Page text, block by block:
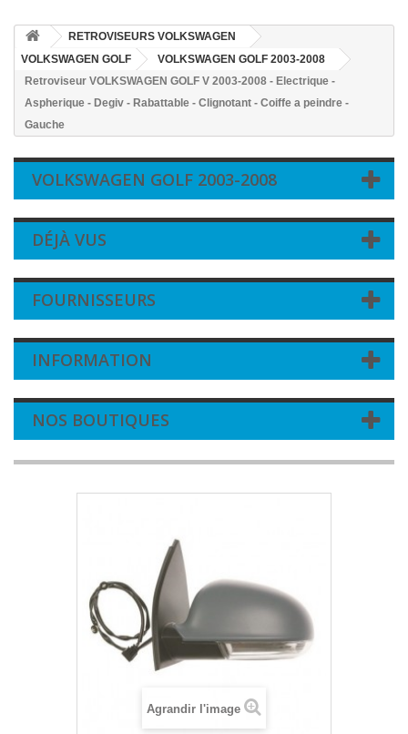
RETROVISEURS VOLKSWAGEN
VOLKSWAGEN GOLF
VOLKSWAGEN GOLF 2003-2008
Retroviseur VOLKSWAGEN GOLF V 2003-2008 - Electrique -
Aspherique - Degiv - Rabattable - Clignotant - Coiffe a peindre -
Gauche
VOLKSWAGEN GOLF 2003-2008
DÉJÀ VUS
FOURNISSEURS
INFORMATION
NOS BOUTIQUES
Agrandir l'image